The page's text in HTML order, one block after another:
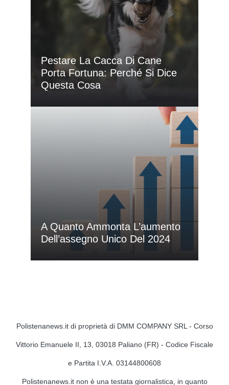
Pestare La Cacca Di Cane
Porta Fortuna: Perché Si Dice
Questa Cosa
A Quanto Ammonta L’aumento
Dell’assegno Unico Del 2024
Polistenanews.it di proprietà di DMM COMPANY SRL - Corso
Vittorio Emanuele II, 13, 03018 Paliano (FR) - Codice Fiscale
e Partita I.V.A. 03144800608
Polistenanews.it non è una testata giornalistica, in quanto